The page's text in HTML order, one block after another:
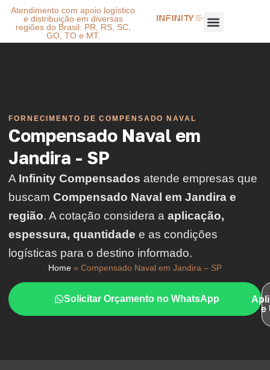
Atendimento com apoio logístico
e distribuição em diversas
regiões do Brasil: PR, RS, SC,
GO, TO e MT.
FORNECIMENTO DE COMPENSADO NAVAL
Compensado Naval em
Jandira - SP
A Infinity Compensados atende empresas que
buscam Compensado Naval em Jandira e
região. A cotação considera a aplicação,
espessura, quantidade e as condições
logísticas para o destino informado.
Home » Compensado Naval em Jandira – SP
Solicitar Orçamento no WhatsApp
e